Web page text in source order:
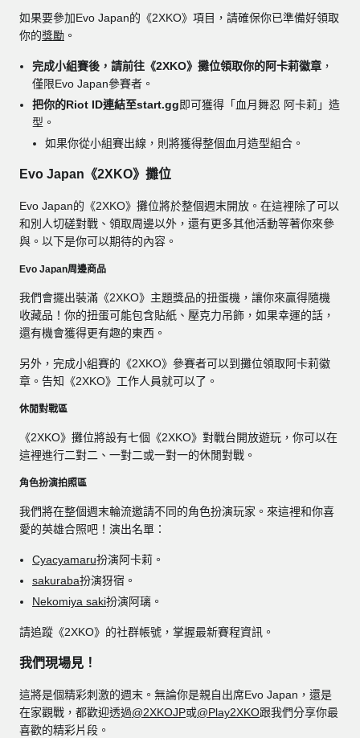
如果要參加Evo Japan的《2XKO》項目，請確保你已準備好領取
你的獎勵 。
完成小組賽後，請前往《2XKO》攤位領取你的阿卡莉徽章 ，
僅限Evo Japan參賽者。
把你的Riot ID連結至start.gg即可獲得「血月舞忍 阿卡莉」造
型。
如果你從小組賽出線，則將獲得整個血月造型組合。
Evo Japan《2XKO》攤位
Evo Japan的《2XKO》攤位將於整個週末開放。在這裡除了可以
和別人切磋對戰、領取周邊以外，還有更多其他活動等著你來參
與。以下是你可以期待的內容。
Evo Japan周邊商品
我們會擺出裝滿《2XKO》主題獎品的扭蛋機，讓你來贏得隨機
收藏品！你的扭蛋可能包含貼紙、壓克力吊飾，如果幸運的話，
還有機會獲得更有趣的東西。
另外，完成小組賽的《2XKO》參賽者可以到攤位領取阿卡莉徽
章。告知《2XKO》工作人員就可以了。
休閒對戰區
《2XKO》攤位將設有七個《2XKO》對戰台開放遊玩，你可以在
這裡進行二對二、一對二或一對一的休閒對戰。
角色扮演拍照區
我們將在整個週末輪流邀請不同的角色扮演玩家。來這裡和你喜
愛的英雄合照吧！演出名單：
Cyacyamaru扮演阿卡莉。
sakuraba扮演犽宿。
Nekomiya saki扮演阿璃。
請追蹤《2XKO》的社群帳號，掌握最新賽程資訊。
我們現場見！
這將是個精彩刺激的週末。無論你是親自出席Evo Japan，還是
在家觀戰，都歡迎透過@2XKOJP或@Play2XKO跟我們分享你最
喜歡的精彩片段。